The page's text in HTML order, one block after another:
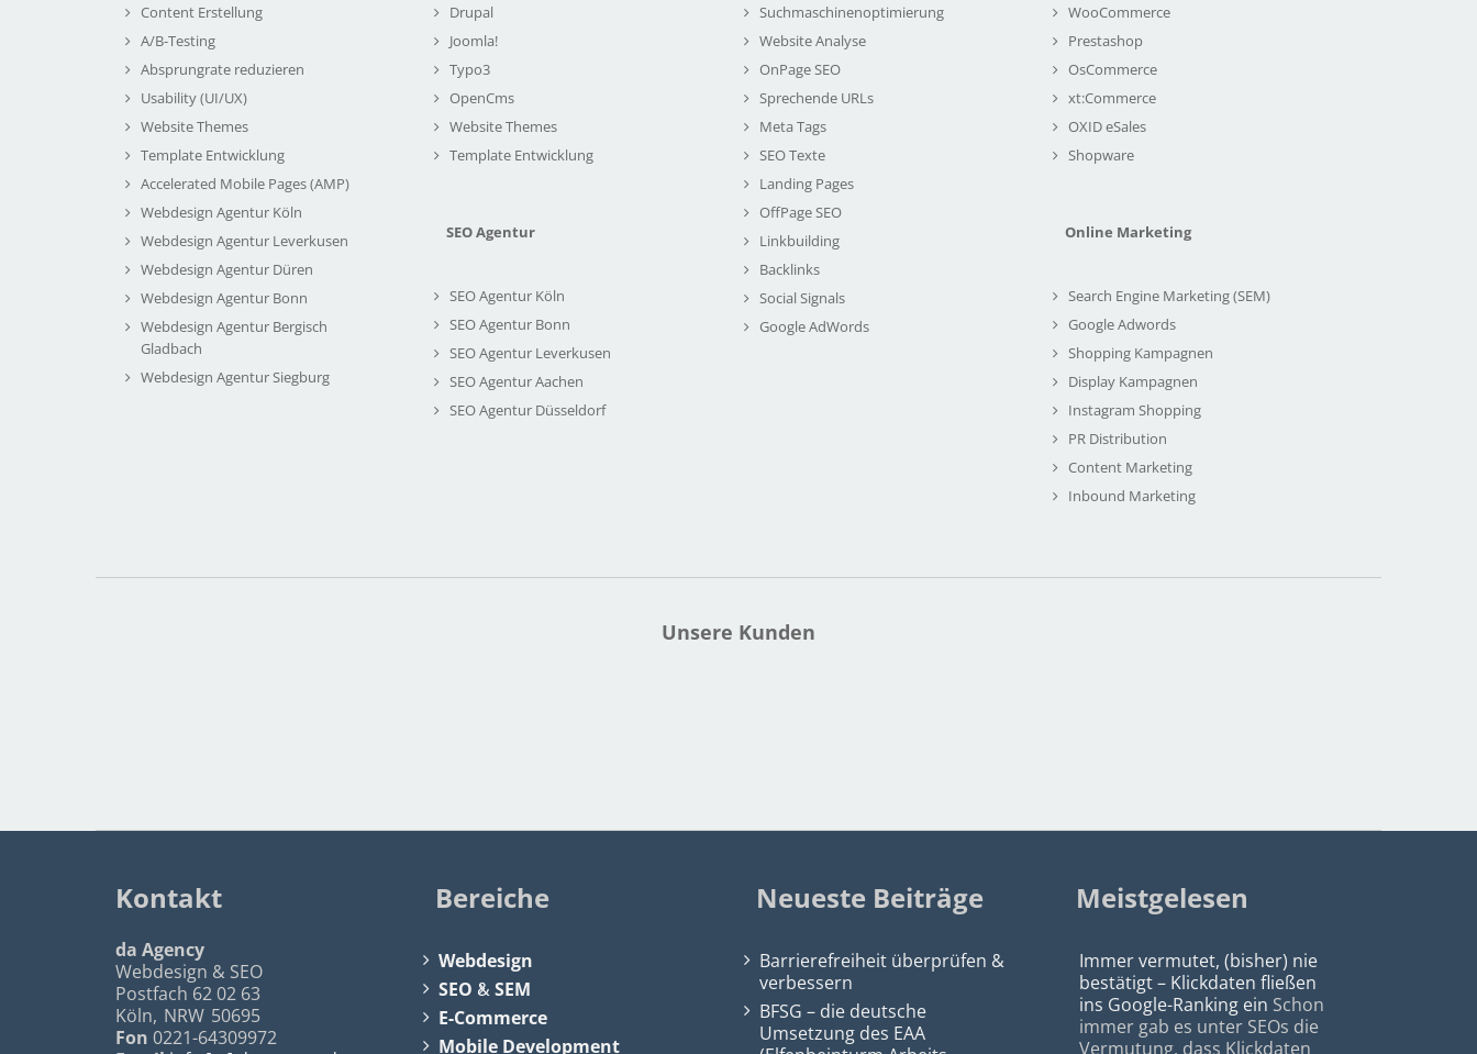
Content Erstellung
A/B-Testing
Absprungrate reduzieren
Usability (UI/UX)
Website Themes
Template Entwicklung
Accelerated Mobile Pages (AMP)
Webdesign Agentur Köln
Webdesign Agentur Leverkusen
Webdesign Agentur Düren
Webdesign Agentur Bonn
Webdesign Agentur Bergisch
Gladbach
Webdesign Agentur Siegburg
Drupal
Joomla!
Typo3
OpenCms
Website Themes
Template Entwicklung
SEO Agentur
SEO Agentur Köln
SEO Agentur Bonn
SEO Agentur Leverkusen
SEO Agentur Aachen
SEO Agentur Düsseldorf
Suchmaschinenoptimierung
Website Analyse
OnPage SEO
Sprechende URLs
Meta Tags
SEO Texte
Landing Pages
OffPage SEO
Linkbuilding
Backlinks
Social Signals
Google AdWords
WooCommerce
Prestashop
OsCommerce
xt:Commerce
OXID eSales
Shopware
Online Marketing
Search Engine Marketing (SEM)
Google Adwords
Shopping Kampagnen
Display Kampagnen
Instagram Shopping
PR Distribution
Content Marketing
Inbound Marketing
Unsere Kunden
Kontakt
da Agency
Webdesign & SEO
Postfach 62 02 63
Köln, NRW 50695
Fon 0221-64309972
Bereiche
Webdesign
SEO &SEM
E-Commerce
Mobile Development
Neueste Beiträge
Barrierefreiheit überprüfen &
verbessern
BFSG – die deutsche
Umsetzung des EAA
Meistgelesen
Immer vermutet, (bisher) nie
bestätigt – Klickdaten fließen
ins Google-Ranking ein Schon
immer gab es unter SEOs die
Vermutung, dass Klickdaten